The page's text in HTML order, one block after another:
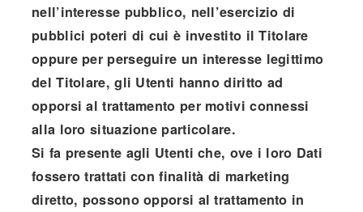
nell’interesse pubblico, nell’esercizio di
pubblici poteri di cui è investito il Titolare
oppure per perseguire un interesse legittimo
del Titolare, gli Utenti hanno diritto ad
opporsi al trattamento per motivi connessi
alla loro situazione particolare.
Si fa presente agli Utenti che, ove i loro Dati
fossero trattati con finalità di marketing
diretto, possono opporsi al trattamento in